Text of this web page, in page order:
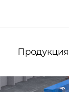
Продукция